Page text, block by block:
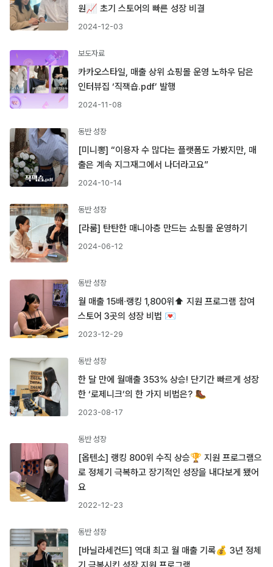
원📈 초기 스토어의 빠른 성장 비결
2024-12-03
보도자료
카카오스타일, 매출 상위 쇼핑몰 운영 노하우 담은
인터뷰집 ‘직잭숍.pdf’ 발행
2024-11-08
동반 성장
[미니뽕] “이용자 수 많다는 플랫폼도 가봤지만, 매
출은 계속 지그재그에서 나더라고요”
2024-10-14
동반 성장
[라룸] 탄탄한 매니아층 만드는 쇼핑몰 운영하기
2024-06-12
동반 성장
월 매출 15배∙랭킹 1,800위⬆️ 지원 프로그램 참여
스토어 3곳의 성장 비법 💌
2023-12-29
동반 성장
한 달 만에 월매출 353% 상승! 단기간 빠르게 성장
한 ‘로제니크’의 한 가지 비법은? 🥾
2023-08-17
동반 성장
[옵텐소] 랭킹 800위 수직 상승🏆 지원 프로그램으
로 정체기 극복하고 장기적인 성장을 내다보게 됐어
요
2022-12-23
동반 성장
[바닐라세컨드] 역대 최고 월 매출 기록💰 3년 정체